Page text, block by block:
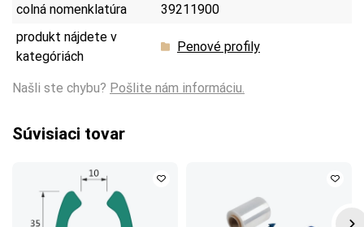
colná nomenklatúra
39211900
produkt nájdete v
kategóriách
Penové profily
Našli ste chybu? Pošlite nám informáciu.
Súvisiaci tovar